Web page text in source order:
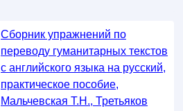
Сборник упражнений по
переводу гуманитарных текстов
с английского языка на русский,
практическое пособие,
Мальчевская Т.Н., Третьяков